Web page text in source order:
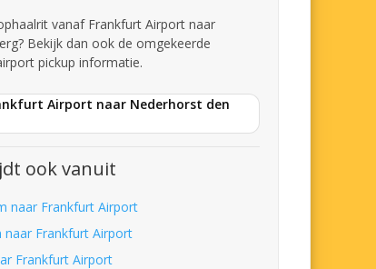
vanaf Frankfurt Airport naar
Bekijk dan ook de omgekeerde
pickup informatie.
Airport naar Nederhorst den
ook vanuit
naar Frankfurt Airport
naar Frankfurt Airport
Frankfurt Airport